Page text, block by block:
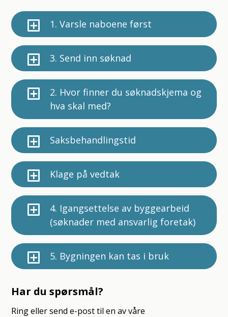
1. Varsle naboene først
3. Send inn søknad
2. Hvor finner du søknadskjema og
hva skal med?
Saksbehandlingstid
Klage på vedtak
4. Igangsettelse av byggearbeid
(søknader med ansvarlig foretak)
5. Bygningen kan tas i bruk
Har du spørsmål?
Ring eller send e-post til en av våre